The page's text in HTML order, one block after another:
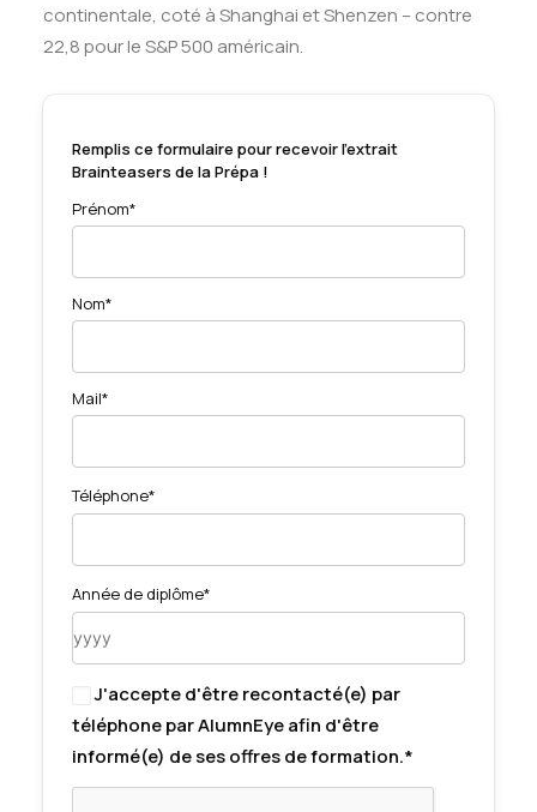
continentale, coté à Shanghai et Shenzen – contre
22,8 pour le S&P 500 américain.
Remplis ce formulaire pour recevoir l'extrait
Brainteasers de la Prépa !
Prénom*
Nom*
Mail*
Téléphone*
Année de diplôme*
J'accepte d'être recontacté(e) par
téléphone par AlumnEye afin d'être
informé(e) de ses offres de formation.*